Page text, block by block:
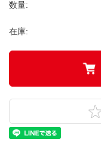
数量:
在庫: